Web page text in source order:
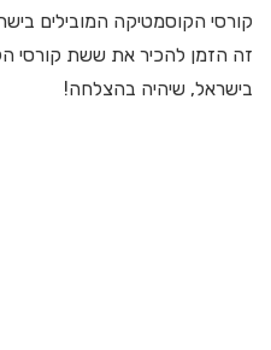
קורסי הקוסמטיקה המובילים
זה הזמן להכיר את ששת קורסי
בישראל, שיהיה בהצלחה!